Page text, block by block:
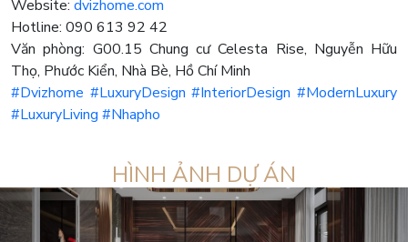
Website: dvizhome.com
Hotline: 090 613 92 42
Văn phòng: G00.15 Chung cư Celesta Rise, Nguyễn Hữu
Thọ, Phước Kiển, Nhà Bè, Hồ Chí Minh
#Dvizhome #LuxuryDesign #InteriorDesign #ModernLuxury
#LuxuryLiving #Nhapho
HÌNH ẢNH DỰ ÁN